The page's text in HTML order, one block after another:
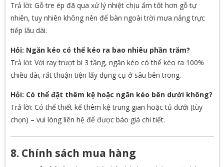
Trả lời: Gỗ tre ép đã qua xử lý nhiệt chịu ẩm tốt hơn gỗ tự
nhiên, tuy nhiên không nên để bàn ngoài trời mưa nắng trực
tiếp lâu dài.
Hỏi: Ngăn kéo có thể kéo ra bao nhiêu phần trăm?
Trả lời: Với ray trượt bi 3 tầng, ngăn kéo có thể kéo ra 100%
chiều dài, rất thuận tiện lấy dụng cụ ở sâu bên trong.
Hỏi: Có thể đặt thêm kệ hoặc ngăn kéo bên dưới không?
Trả lời: Có thể thiết kế thêm kệ trung gian hoặc tủ dưới (tùy
chọn) – vui lòng liên hệ để được báo giá chi tiết.
8. Chính sách mua hàng